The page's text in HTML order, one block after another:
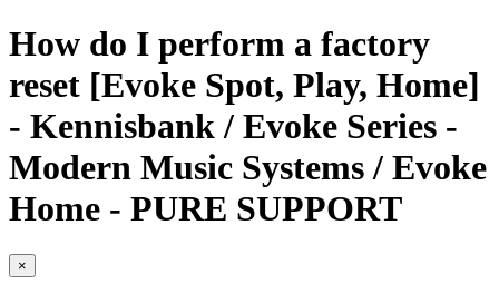
How do I perform a factory
reset [Evoke Spot, Play, Home]
- Kennisbank / Evoke Series -
Modern Music Systems / Evoke
Home - PURE SUPPORT
×